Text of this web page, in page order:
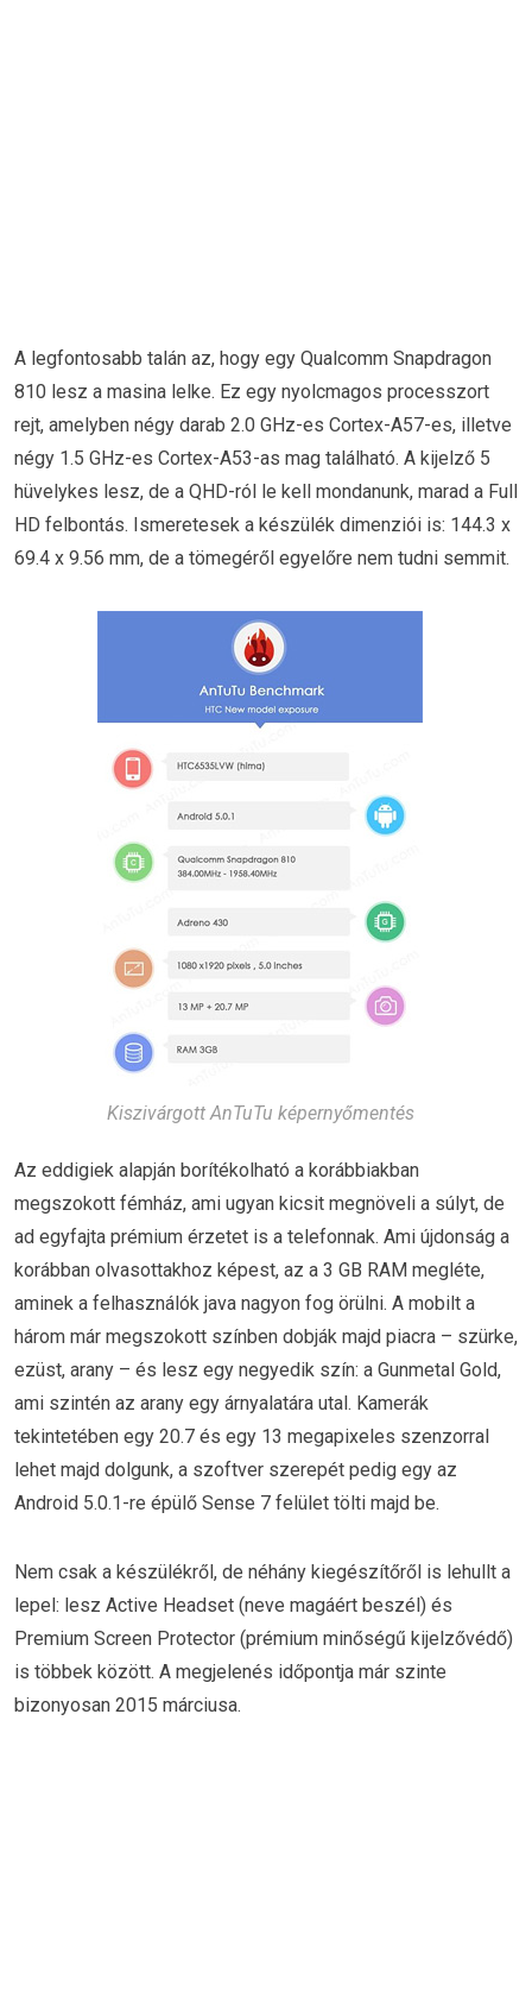
A legfontosabb talán az, hogy egy Qualcomm Snapdragon
810 lesz a masina lelke. Ez egy nyolcmagos processzort
rejt, amelyben négy darab 2.0 GHz-es Cortex-A57-es, illetve
négy 1.5 GHz-es Cortex-A53-as mag található. A kijelző 5
hüvelykes lesz, de a QHD-ról le kell mondanunk, marad a Full
HD felbontás. Ismeretesek a készülék dimenziói is: 144.3 x
69.4 x 9.56 mm, de a tömegéről egyelőre nem tudni semmit.
Kiszivárgott AnTuTu képernyőmentés
Az eddigiek alapján borítékolható a korábbiakban
megszokott fémház, ami ugyan kicsit megnöveli a súlyt, de
ad egyfajta prémium érzetet is a telefonnak. Ami újdonság a
korábban olvasottakhoz képest, az a 3 GB RAM megléte,
aminek a felhasználók java nagyon fog örülni. A mobilt a
három már megszokott színben dobják majd piacra – szürke,
ezüst, arany – és lesz egy negyedik szín: a Gunmetal Gold,
ami szintén az arany egy árnyalatára utal. Kamerák
tekintetében egy 20.7 és egy 13 megapixeles szenzorral
lehet majd dolgunk, a szoftver szerepét pedig egy az
Android 5.0.1-re épülő Sense 7 felület tölti majd be.
Nem csak a készülékről, de néhány kiegészítőről is lehullt a
lepel: lesz Active Headset (neve magáért beszél) és
Premium Screen Protector (prémium minőségű kijelzővédő)
is többek között. A megjelenés időpontja már szinte
bizonyosan 2015 márciusa.